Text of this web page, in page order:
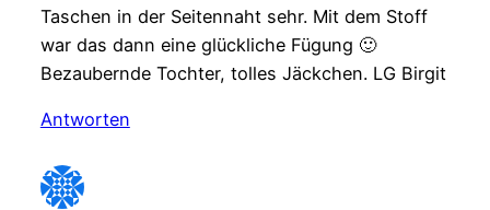
Taschen in der Seitennaht sehr. Mit dem Stoff
war das dann eine glückliche Fügung 🙂
Bezaubernde Tochter, tolles Jäckchen. LG Birgit
Antworten